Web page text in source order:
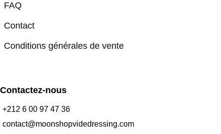
FAQ
Contact
Conditions générales de vente
Contactez-nous
+212 6 00 97 47 36
contact@moonshopvidedressing.com